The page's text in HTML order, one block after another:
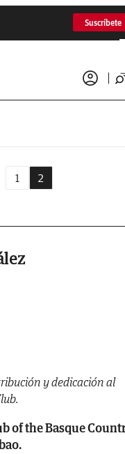
Suscríbete
1 2
y dedicación al
of the Basque